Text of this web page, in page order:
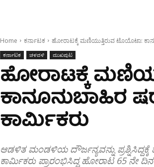
Home ಕರ್ನಾಟಕ ಹೋರಾಟಕ್ಕೆ ಮಣಿಯುತ್ತಿರುವ ಟೊಯೊಟಾ:
ಕರ್ನಾಟಕ ಚಳವಳಿ ಮುಖಪುಟ
ಹೋರಾಟಕ್ಕೆ
ಕಾನೂನುಬಾಹಿರ
ಕಾರ್ಮಿಕರು
ಆಡಳಿತ ಮಂಡಳಿಯ ದೌರ್ಜನ್ಯವನ್ನು
ಕಾರ್ಮಿಕರು ಪ್ರಾರಂಭಿಸಿದ್ದ ಹೋರಾಟ 65 ನೇ